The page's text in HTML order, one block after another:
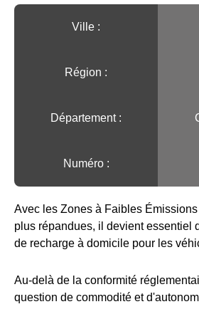
Ville :️
Région :️
Département :
Numéro :
Avec les Zones à Faibles
plus répandues, il devient essentiel
de recharge à domicile pour les
Au-delà de la conformité
question de commodité et